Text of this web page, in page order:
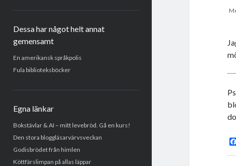
Dessa har något helt annat
gemensamt
En amerikansk språkpolis
Fula biblioteksböcker
Egna länkar
Bokstävlar & AI – mitt levebröd. Gå en kurs!
Den stora bloggläsarvärvsveckan
Godisbrödet från himlen
Köttfärslimpan på allas läppar